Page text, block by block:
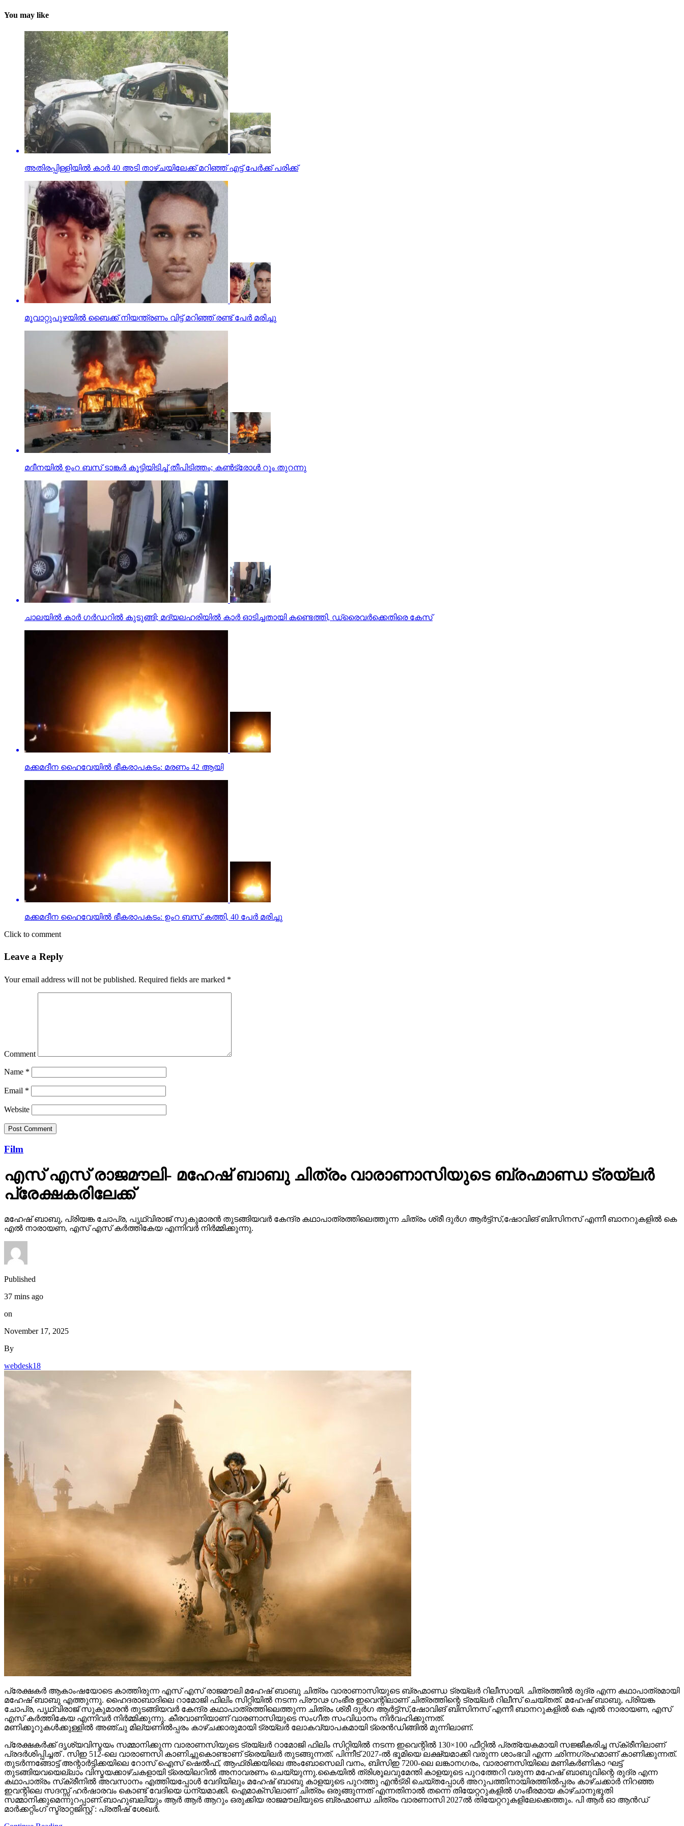
You may like
അതിരപ്പിള്ളിയില്‍ കാര്‍ 40 അടി താഴ്ചയിലേക്ക് മറിഞ്ഞ് എട്ട് പേര്‍ക്ക് പരിക്ക്
മൂവാറ്റുപുഴയില്‍ ബൈക്ക് നിയന്ത്രണം വിട്ട് മറിഞ്ഞ് രണ്ട് പേര്‍ മരിച്ചു
മദീനയില്‍ ഉംറ ബസ് ടാങ്കര്‍ കൂട്ടിയിടിച്ച് തീപിടിത്തം; കണ്‍ട്രോള്‍ റൂം തുറന്നു
ചാലയിൽ കാർ ഗർഡറിൽ കുടുങ്ങി; മദ്യലഹരിയിൽ കാർ ഓടിച്ചതായി കണ്ടെത്തി, ഡ്രൈവർക്കെതിരെ കേസ്
മക്കമദീന ഹൈവേയില്‍ ഭീകരാപകടം: മരണം 42 ആയി
മക്കമദീന ഹൈവേയില്‍ ഭീകരാപകടം: ഉംറ ബസ് കത്തി, 40 പേര്‍ മരിച്ചു
Click to comment
Leave a Reply
Your email address will not be published. Required fields are marked *
Comment
Name *
Email *
Website
Film
എസ് എസ് രാജമൗലി- മഹേഷ് ബാബു ചിത്രം വാരാണാസിയുടെ ബ്രഹ്മാണ്ഡ ട്രയ്ലർ
പ്രേക്ഷകരിലേക്ക്
മഹേഷ് ബാബു, പ്രിയങ്ക ചോപ്ര, പൃഥ്വിരാജ് സുകുമാരൻ തുടങ്ങിയവർ കേന്ദ്ര കഥാപാത്രത്തിലെത്തുന്ന ചിത്രം ശ്രീ ദുർഗ ആർട്ട്സ്,ഷോവിങ് ബിസിനസ് എന്നീ ബാനറുകളിൽ കെ
എൽ നാരായണ, എസ് എസ് കർത്തികേയ എന്നിവർ നിർമ്മിക്കുന്നു.
Published
37 mins ago
on
November 17, 2025
By
webdesk18
പ്രേക്ഷകർ ആകാംഷയോടെ കാത്തിരുന്ന എസ് എസ് രാജമൗലി മഹേഷ് ബാബു ചിത്രം വാരാണാസിയുടെ ബ്രഹ്മാണ്ഡ ട്രയ്ലർ റിലീസായി. ചിത്രത്തിൽ രുദ്ര എന്ന കഥാപാത്രമായി
മഹേഷ് ബാബു എത്തുന്നു. ഹൈദരാബാദിലെ റാമോജി ഫിലിം സിറ്റിയിൽ നടന്ന പ്രൗഢ ഗംഭീര ഇവെന്റിലാണ് ചിത്രത്തിന്റെ ട്രയ്ലർ റിലീസ് ചെയ്തത്. മഹേഷ് ബാബു, പ്രിയങ്ക
ചോപ്ര, പൃഥ്വിരാജ് സുകുമാരൻ തുടങ്ങിയവർ കേന്ദ്ര കഥാപാത്രത്തിലെത്തുന്ന ചിത്രം ശ്രീ ദുർഗ ആർട്ട്സ്,ഷോവിങ് ബിസിനസ് എന്നീ ബാനറുകളിൽ കെ എൽ നാരായണ, എസ്
എസ് കർത്തികേയ എന്നിവർ നിർമ്മിക്കുന്നു. കീരവാണിയാണ് വാരണാസിയുടെ സംഗീത സംവിധാനം നിർവഹിക്കുന്നത്.
മണിക്കൂറുകൾക്കുള്ളിൽ അഞ്ചു മില്യണിൽപ്പരം കാഴ്ചക്കാരുമായി ട്രയ്ലർ ലോകവ്യാപകമായി ട്രെൻഡിങ്ങിൽ മുന്നിലാണ്.
പ്രേക്ഷകർക്ക് ദൃശ്യവിസ്മയം സമ്മാനിക്കുന്ന വാരാണസിയുടെ ട്രയ്ലർ റാമോജി ഫിലിം സിറ്റിയിൽ നടന്ന ഇവെന്റിൽ 130×100 ഫീറ്റിൽ പ്രത്യേകമായി സജ്ജീകരിച്ച സ്‌ക്രീനിലാണ്
പ്രദർശിപ്പിച്ചത് . സിഇ 512-ലെ വാരാണസി കാണിച്ചുകൊണ്ടാണ് ട്രെയിലര്‍ തുടങ്ങുന്നത്. പിന്നീട് 2027-ല്‍ ഭൂമിയെ ലക്ഷ്യമാക്കി വരുന്ന ശാംഭവി എന്ന ഛിന്നഗ്രഹമാണ് കാണിക്കുന്നത്.
തുടര്‍ന്നങ്ങോട്ട് അന്റാര്‍ട്ടിക്കയിലെ റോസ് ഐസ് ഷെല്‍ഫ്, ആഫ്രിക്കയിലെ അംബോസെലി വനം, ബിസിഇ 7200-ലെ ലങ്കാനഗരം, വാരാണസിയിലെ മണികര്‍ണികാ ഘട്ട്
തുടങ്ങിയവയെല്ലാം വിസ്മയക്കാഴ്ചകളായി ട്രെയിലറില്‍ അനാവരണം ചെയ്യുന്നു.കൈയില്‍ ത്രിശൂലവുമേന്തി കാളയുടെ പുറത്തേറി വരുന്ന മഹേഷ് ബാബുവിന്റെ രുദ്ര എന്ന
കഥാപാത്രം സ്‌ക്രീനിൽ അവസാനം എത്തിയപ്പോൾ വേദിയിലും മഹേഷ് ബാബു കാളയുടെ പുറത്തു എൻട്രി ചെയ്തപ്പോൾ അറുപത്തിനായിരത്തിൽപ്പരം കാഴ്ചക്കാർ നിറഞ്ഞ
ഇവന്റിലെ സദസ്സ് ഹർഷാരവം കൊണ്ട് വേദിയെ ധന്യമാക്കി. ഐമാക്‌സിലാണ് ചിത്രം ഒരുങ്ങുന്നത് എന്നതിനാല്‍ തന്നെ തിയേറ്ററുകളില്‍ ഗംഭീരമായ കാഴ്ചാനുഭൂതി
സമ്മാനിക്കുമെന്നുറപ്പാണ്.ബാഹുബലിയും ആർ ആർ ആറും ഒരുക്കിയ രാജമൗലിയുടെ ബ്രഹ്മാണ്ഡ ചിത്രം വാരണാസി 2027ൽ തിയേറ്ററുകളിലേക്കെത്തും. പി ആർ ഓ ആൻഡ്
മാർക്കറ്റിംഗ് സ്ട്രാറ്റജിസ്റ്റ് : പ്രതീഷ് ശേഖർ.